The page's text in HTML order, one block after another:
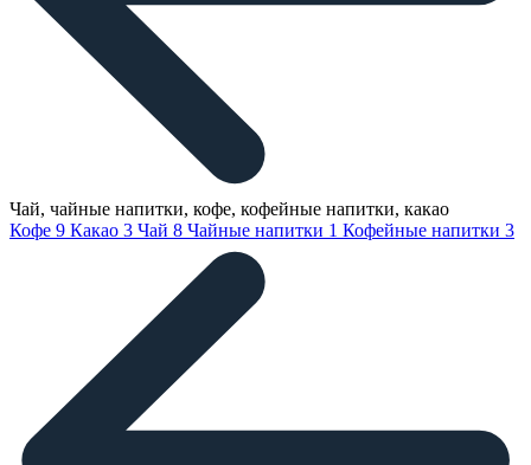
Чай, чайные напитки, кофе, кофейные напитки, какао
Кофе 9 Какао 3 Чай 8 Чайные напитки 1 Кофейные напитки 3